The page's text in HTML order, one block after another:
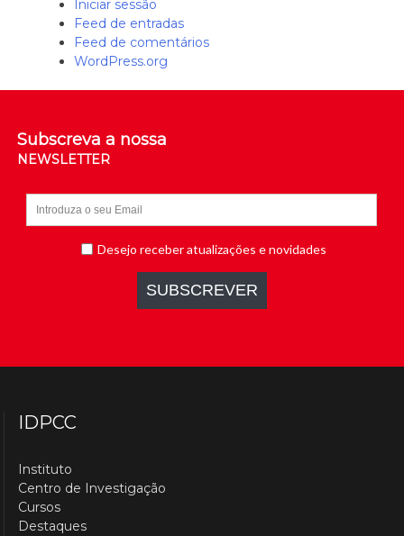
Iniciar sessão
Feed de entradas
Feed de comentários
WordPress.org
Subscreva a nossa
NEWSLETTER
IDPCC
Instituto
Centro de Investigação
Cursos
Destaques